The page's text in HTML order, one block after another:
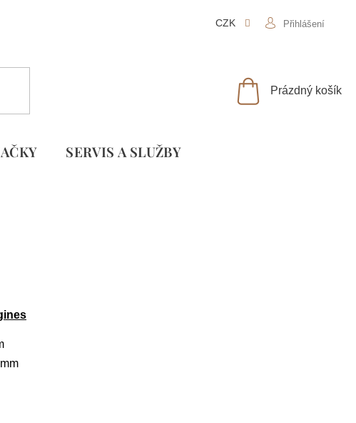
CZK Přihlášení
NÁKUPNÍ
Prázdný košík
SLUŽBY